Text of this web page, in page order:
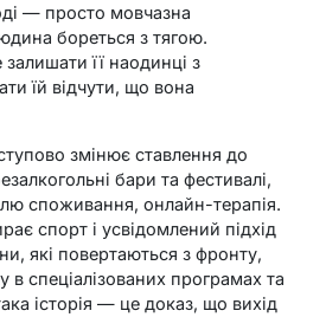
— просто мовчазна
бореться з тягою.
її наодинці з
їй відчути, що вона
змінює ставлення до
бари та фестивалі,
споживання, онлайн-терапія.
спорт і усвідомлений підхід
які повертаються з фронту,
в спеціалізованих програмах та
історія — це доказ, що вихід